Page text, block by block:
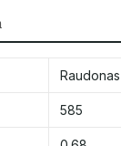
585